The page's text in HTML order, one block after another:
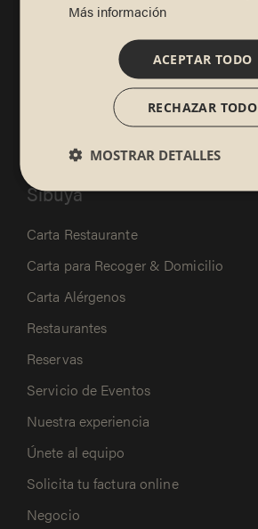
Suscríbete y consigue un 5% de
bienvenida por ser un SibuyaLover.
Descubrir beneficios
Sibuya
Carta Restaurante
Carta para Recoger & Domicilio
Carta Alérgenos
Restaurantes
Reservas
Servicio de Eventos
Nuestra experiencia
Únete al equipo
Solicita tu factura online
Negocio
Más información
ACEPTAR TODO
RECHAZAR TODO
MOSTRAR DETALLES